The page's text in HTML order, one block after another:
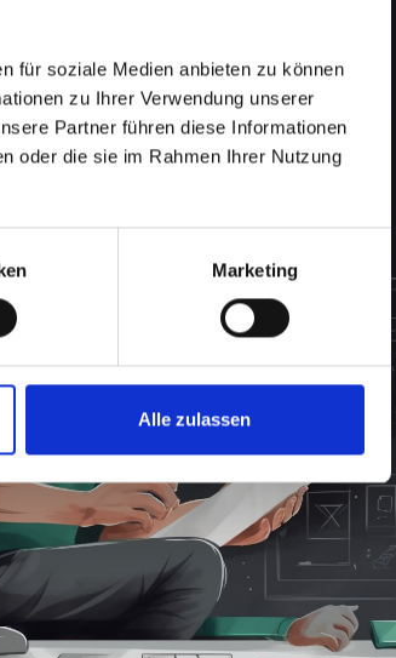
für soziale Medien anbieten zu können
zu Ihrer Verwendung unserer
Partner führen diese Informationen
oder die sie im Rahmen Ihrer Nutzung
Marketing
Alle zulassen